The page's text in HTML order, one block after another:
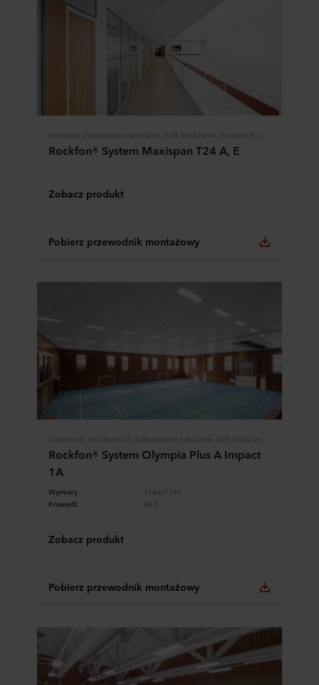
Rockfon® System Maxispan T24 A, E
Zobacz produkt
Pobierz przewodnik montażowy
Rockfon® System Olympia Plus A Impact
1A
Wymiary
1166x1166
Krawędź
AEX
Zobacz produkt
Pobierz przewodnik montażowy